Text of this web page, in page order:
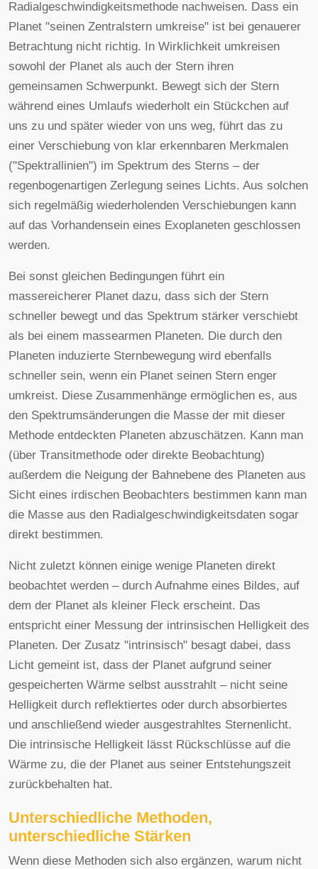
Radialgeschwindigkeitsmethode nachweisen. Dass ein
Planet "seinen Zentralstern umkreise" ist bei genauerer
Betrachtung nicht richtig. In Wirklichkeit umkreisen
sowohl der Planet als auch der Stern ihren
gemeinsamen Schwerpunkt. Bewegt sich der Stern
während eines Umlaufs wiederholt ein Stückchen auf
uns zu und später wieder von uns weg, führt das zu
einer Verschiebung von klar erkennbaren Merkmalen
("Spektrallinien") im Spektrum des Sterns – der
regenbogenartigen Zerlegung seines Lichts. Aus solchen
sich regelmäßig wiederholenden Verschiebungen kann
auf das Vorhandensein eines Exoplaneten geschlossen
werden.
Bei sonst gleichen Bedingungen führt ein
massereicherer Planet dazu, dass sich der Stern
schneller bewegt und das Spektrum stärker verschiebt
als bei einem massearmen Planeten. Die durch den
Planeten induzierte Sternbewegung wird ebenfalls
schneller sein, wenn ein Planet seinen Stern enger
umkreist. Diese Zusammenhänge ermöglichen es, aus
den Spektrumsänderungen die Masse der mit dieser
Methode entdeckten Planeten abzuschätzen. Kann man
(über Transitmethode oder direkte Beobachtung)
außerdem die Neigung der Bahnebene des Planeten aus
Sicht eines irdischen Beobachters bestimmen kann man
die Masse aus den Radialgeschwindigkeitsdaten sogar
direkt bestimmen.
Nicht zuletzt können einige wenige Planeten direkt
beobachtet werden – durch Aufnahme eines Bildes, auf
dem der Planet als kleiner Fleck erscheint. Das
entspricht einer Messung der intrinsischen Helligkeit des
Planeten. Der Zusatz "intrinsisch" besagt dabei, dass
Licht gemeint ist, dass der Planet aufgrund seiner
gespeicherten Wärme selbst ausstrahlt – nicht seine
Helligkeit durch reflektiertes oder durch absorbiertes
und anschließend wieder ausgestrahltes Sternenlicht.
Die intrinsische Helligkeit lässt Rückschlüsse auf die
Wärme zu, die der Planet aus seiner Entstehungszeit
zurückbehalten hat.
Unterschiedliche Methoden,
unterschiedliche Stärken
Wenn diese Methoden sich also ergänzen, warum nicht